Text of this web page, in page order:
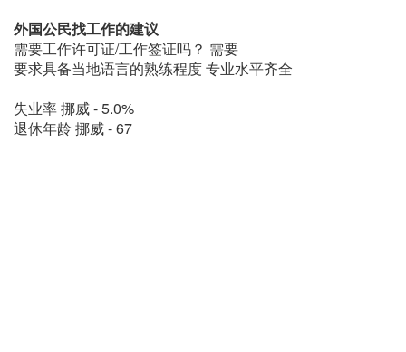
外国公民找工作的建议
需要工作许可证/工作签证吗？ 需要
要求具备当地语言的熟练程度 专业水平齐全
失业率 挪威 - 5.0%
退休年龄 挪威 - 67